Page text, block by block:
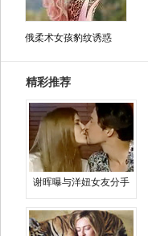
俄柔术女孩豹纹诱惑
精彩推荐
谢晖曝与洋妞女友分手